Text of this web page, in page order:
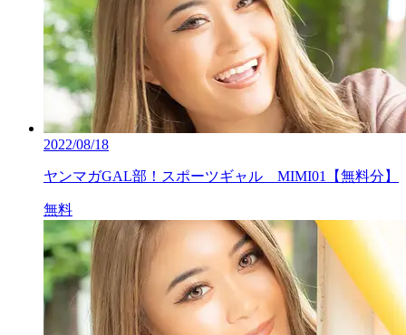
2022/08/18
ヤンマガGAL部！スポーツギャル MIMI01【無料分】
無料